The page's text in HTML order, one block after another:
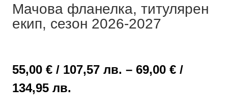
Мачова фланелка, титулярен
екип, сезон 2026-2027
55,00 € / 107,57 лв. – 69,00 € /
134,95 лв.